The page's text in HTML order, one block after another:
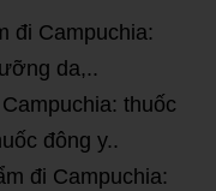
đi Campuchia:
da,..
thuốc
đông y..
đi Campuchia: